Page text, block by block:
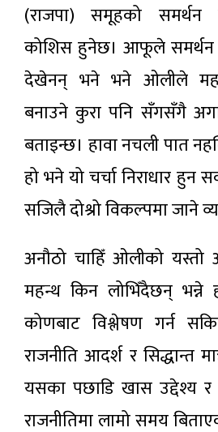
(राजपा) समूहको समर्थन
कोशिस हुनेछ। आफूले समर्थन
देखेनन् भने भने ओलीले
बनाउने कुरा पनि सँगसँगै
बताइन्छ। हावा नचली पात
हो भने यो चर्चा निराधार हुन
सजिलै दोश्रो विकल्पमा जाने
अनौठो चाहिँ ओलीको
महन्थ किन लोभिँदैछन्
कोणबाट विश्लेषण गर्न
राजनीति आदर्श र सिद्धान्त
यसका पछाडि खास उद्देश्य
राजनीतिमा लामो समय